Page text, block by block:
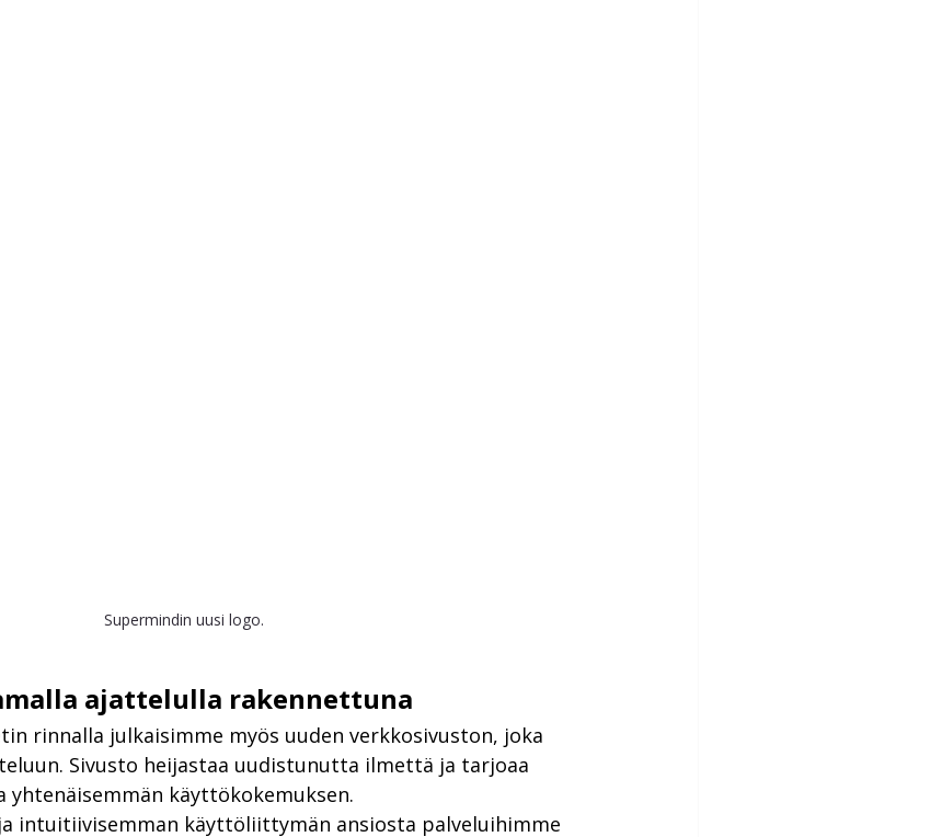
Supermindin uusi logo.
ajattelulla rakennettuna
rinnalla julkaisimme myös uuden verkkosivuston, joka
Sivusto heijastaa uudistunutta ilmettä ja tarjoaa
yhtenäisemmän käyttökokemuksen.
intuitiivisemman käyttöliittymän ansiosta palveluihimme